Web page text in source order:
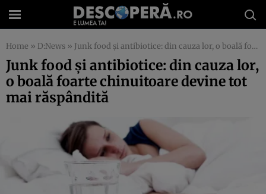
Home » D:News » Junk food şi antibiotice: din cauza lor, o boală foarte chinuitoare devine tot mai răspândită
Junk food şi antibiotice: din cauza lor,
o boală foarte chinuitoare devine tot
mai răspândită